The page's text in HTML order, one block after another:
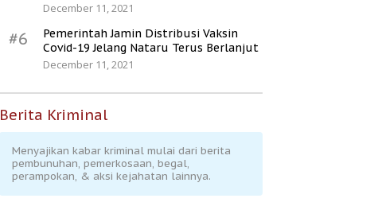
December 11, 2021
#6
Pemerintah Jamin Distribusi Vaksin
Covid-19 Jelang Nataru Terus Berlanjut
December 11, 2021
Berita Kriminal
Menyajikan kabar kriminal mulai dari berita
pembunuhan, pemerkosaan, begal,
perampokan, & aksi kejahatan lainnya.